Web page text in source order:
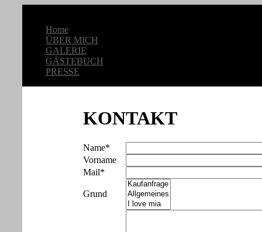
Home
ÜBER MICH
GALERIE
GÄSTEBUCH
PRESSE
KONTAKT
Name*
Vorname
Mail*
Grund